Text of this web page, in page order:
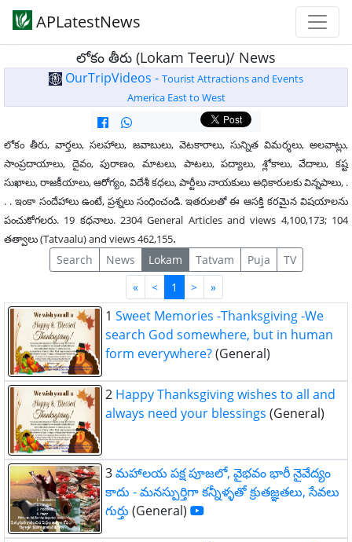
APLatestNews
లోకం తీరు (Lokam Teeru)/ News
OurTripVideos - Tourist Attractions and Events
America East to West
లోకం తీరు, వార్తలు, సలహాలు, జవాబులు, వెటకారాలు, సున్నిత విమర్శలు, అలవాట్లు,
సాంప్రదాయాలు, దైవం, పురాణం, మాటలు, పాటలు, పద్యాలు, శ్లోకాలు, వేదాలు, కష్ట
సుఖాలు, రాజకీయాలు, ఆరోగ్యం, విదేశీ కధలు, పార్టీలు నాయకులు అధికారులకు విన్నపాలు, .
. . ఇంకా సందేహాలు ఉంటే, ప్రశ్నలు సంధించండి. ఇతరులతో ఈ ఆసక్తి కరమైన విషయాలను
పంచుకోగలరు. 19 కధనాలు. 2304 General Articles and views 4,100,173; 104
తత్వాలు (Tatvaalu) and views 462,155.
Search News Lokam Tatvam Puja
TV
«First
< 1 > »Last
1 Sweet Memories -Thanksgiving -We
search God somewhere, but in human
form everywhere?(General)
2 Happy Thanksgiving wishes to all and
always need your blessings (General)
3మహాలయ పక్ష పూజలో, వైభవం భారీ నైవేద్యం
కాదు - మనస్పుర్తిగా కన్నీళ్ళతో క్రుతజ్ఞతలు, సేవలు
గుర్తు (General)